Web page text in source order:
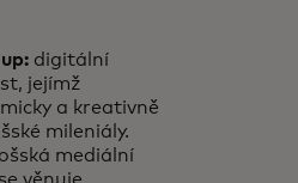
digitální
jejímž
a kreativně
mileniály.
mediální